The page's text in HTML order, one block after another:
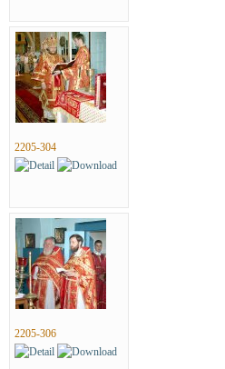
2205-304
2205-306